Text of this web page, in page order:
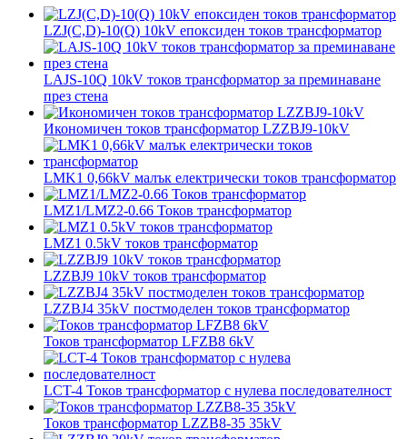
LZJ(C,D)-10(Q) 10kV епоксиден токов трансформатор
LAJS-10Q 10kV токов трансформатор за преминаване
през стена
Икономичен токов трансформатор LZZBJ9-10kV
LMK1 0,66kV малък електрически токов трансформатор
LMZ1/LMZ2-0.66 Токов трансформатор
LMZ1 0.5kV токов трансформатор
LZZBJ9 10kV токов трансформатор
LZZBJ4 35kV постмоделен токов трансформатор
Токов трансформатор LFZB8 6kV
LCT-4 Токов трансформатор с нулева последователност
Токов трансформатор LZZB8-35 35kV